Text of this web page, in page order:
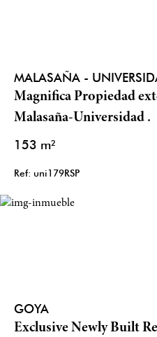
MALASAÑA -
Magnifica Propiedad
Malasaña-Universidad .
153 m²
Ref: uni179RSP
GOYA
Exclusive Newly Built